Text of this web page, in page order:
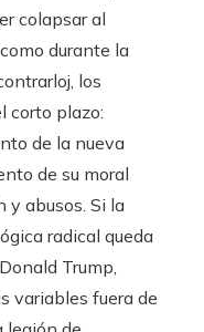
colapsar al
durante la
los
corto plazo:
de la nueva
de su moral
y abusos. Si la
radical queda
Trump,
variables fuera de